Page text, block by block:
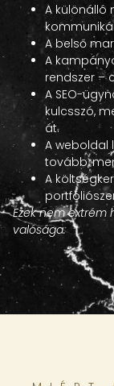
A különálló
A belső
A
rendszer –
A SEO-
kulcsszó,
át.
A weboldal
tovább,
A
Ezek nem extrém
valósága.